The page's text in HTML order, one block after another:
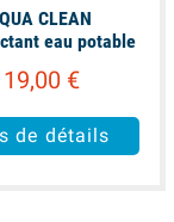
CLEAN
eau potable
19,00 €
de détails